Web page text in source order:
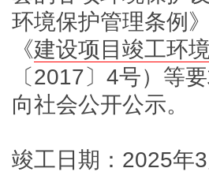
环境保护管理条例
《建设项目竣工环
〔2017〕4号）等
向社会公开公示。
竣工日期：2025年